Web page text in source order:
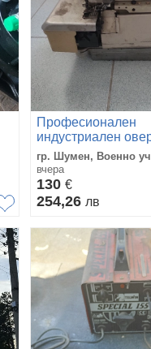
Професионален
индустриален
JUKI MO-2500
маса и мотор),
машина
гр. Шумен, Военно
вчера
130 €
254,26 лв